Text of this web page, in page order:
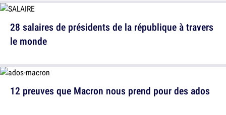
12 preuves que Macron nous prend pour des ados
28 salaires de présidents de la république à travers
le monde